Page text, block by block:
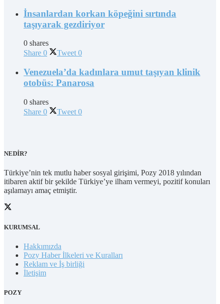
İnsanlardan korkan köpeğini sırtında
taşıyarak gezdiriyor
0 shares
Share 0 Tweet 0
Venezuela’da kadınlara umut taşıyan klinik
otobüs: Panarosa
0 shares
Share 0 Tweet 0
NEDİR?
Türkiye’nin tek mutlu haber sosyal girişimi, Pozy 2018 yılından
itibaren aktif bir şekilde Türkiye’ye ilham vermeyi, pozitif konuları
aşılamayı amaç etmiştir.
KURUMSAL
Hakkımızda
Pozy Haber İlkeleri ve Kuralları
Reklam ve İş birliği
İletişim
POZY